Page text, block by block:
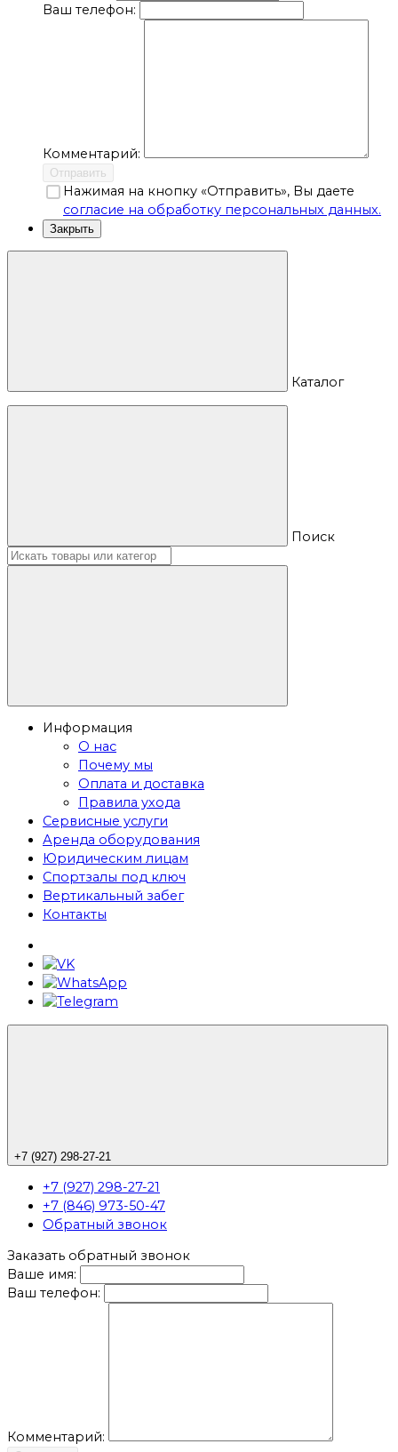
Ваш телефон:
Комментарий:
Отправить
Нажимая на кнопку «Отправить», Вы даете
согласие на обработку персональных данных.
Закрыть
Каталог
Поиск
Информация
О нас
Почему мы
Оплата и доставка
Правила ухода
Сервисные услуги
Аренда оборудования
Юридическим лицам
Спортзалы под ключ
Вертикальный забег
Контакты
+7 (927) 298-27-21
+7 (927) 298-27-21
+7 (846) 973-50-47
Обратный звонок
Заказать обратный звонок
Ваше имя:
Ваш телефон:
Комментарий: